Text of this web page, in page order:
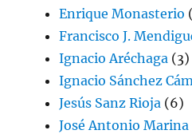
Enrique Monasterio
Francisco J.
Ignacio Aréchaga (3)
Ignacio Sánchez
Jesús Sanz Rioja (6)
José Antonio Marina